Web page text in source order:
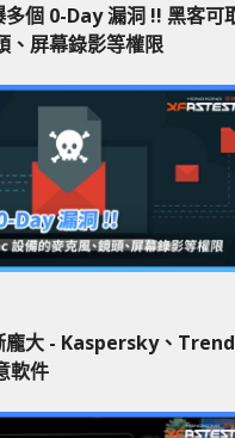
個 0-Day 漏洞 !! 黑客可
、屏幕錄影等權限
龐大 - Kaspersky、
軟件